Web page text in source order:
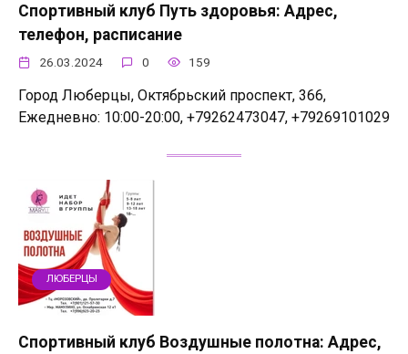
Спортивный клуб Путь здоровья: Адрес,
телефон, расписание
26.03.2024 0 159
Город Люберцы, Октябрьский проспект, 366,
Ежедневно: 10:00-20:00, +79262473047, +79269101029
ЛЮБЕРЦЫ
Спортивный клуб Воздушные полотна: Адрес,